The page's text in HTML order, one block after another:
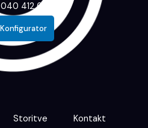
040 412 643
Konfigurator
Storitve
Kontakt